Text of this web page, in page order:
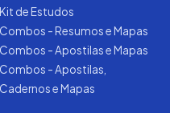
Kit de Estudos
Combos - Resumos e Mapas
Combos - Apostilas e Mapas
Combos - Apostilas,
Cadernos e Mapas